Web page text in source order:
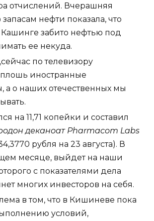
отчислений. Вчерашняя
запасам нефти показала, что
забито нефтью под
ее некуда.
по телевизору
иностранные
а о наших отечественных мы
на 11,71 копейки и составил
деканоат Pharmacom Labs
рубля на 23 августа). В
месяце, выйдет на наши
с показателями дела
многих инвесторов на себя.
в том, что в Кишиневе пока
условий,